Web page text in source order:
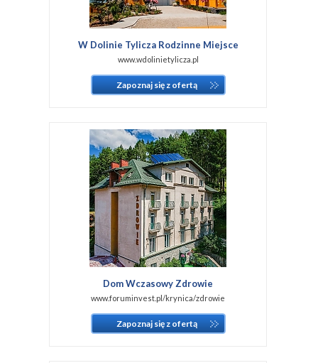
W Dolinie Tylicza Rodzinne Miejsce
www.wdolinietylicza.pl
Zapoznaj się z ofertą
Dom Wczasowy Zdrowie
www.foruminvest.pl/krynica/zdrowie
Zapoznaj się z ofertą